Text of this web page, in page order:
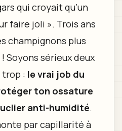
qui croyait qu’un
faire joli ». Trois ans
champignons plus
Soyons sérieux deux
trop : le vrai job du
ton ossature
anti-humidité.
par capillarité à